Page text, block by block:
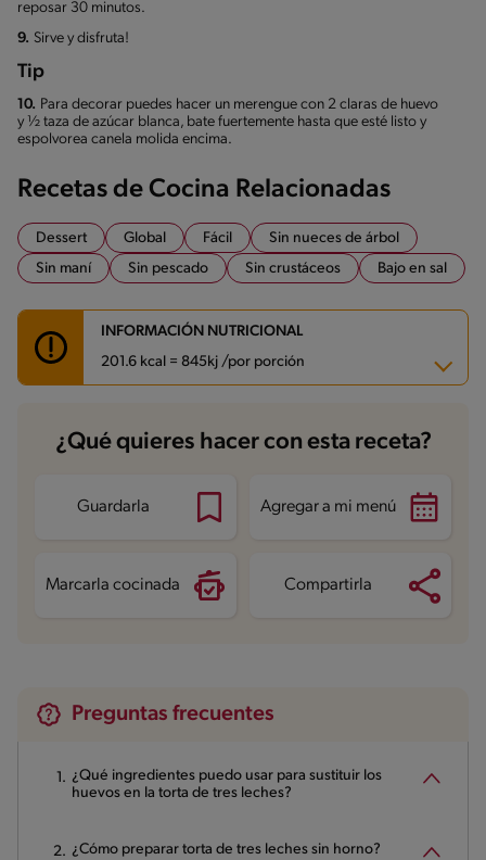
reposar 30 minutos.
9. Sirve y disfruta!
Tip
10. Para decorar puedes hacer un merengue con 2 claras de huevo
y ½ taza de azúcar blanca, bate fuertemente hasta que esté listo y
espolvorea canela molida encima.
Recetas de Cocina Relacionadas
Dessert Global Fácil
Sin nueces de árbol
Sin maní
Sin pescado Sin crustáceos Bajo en sal
INFORMACIÓN NUTRICIONAL
201.6 kcal = 845kj /por porción
Carbohidratos 28.6 g
Energía 201.6 kcal
Proteína
Grasas saturadas 3.2 g
¿Qué quieres hacer con esta receta?
Guardarla Agregar a mi menú
Marcarla cocinada Compartirla
Preguntas frecuentes
¿Qué ingredientes puedo usar para sustituir los
huevos en la torta de tres leches?
¿Cómo preparar torta de tres leches sin horno?